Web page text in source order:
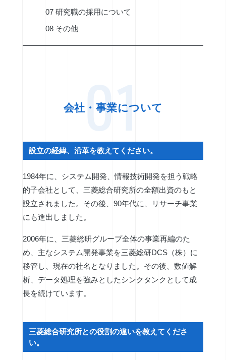
07 研究職の採用について
08 その他
01
会社・事業について
設立の経緯、沿革を教えてください。
1984年に、システム開発、情報技術開発を担う戦略
的子会社として、三菱総合研究所の全額出資のもと
設立されました。その後、90年代に、リサーチ事業
にも進出しました。
2006年に、三菱総研グループ全体の事業再編のた
め、主なシステム開発事業を三菱総研DCS（株）に
移管し、現在の社名となりました。その後、数値解
析、データ処理を強みとしたシンクタンクとして成
長を続けています。
三菱総合研究所との役割の違いを教えてくださ
い。